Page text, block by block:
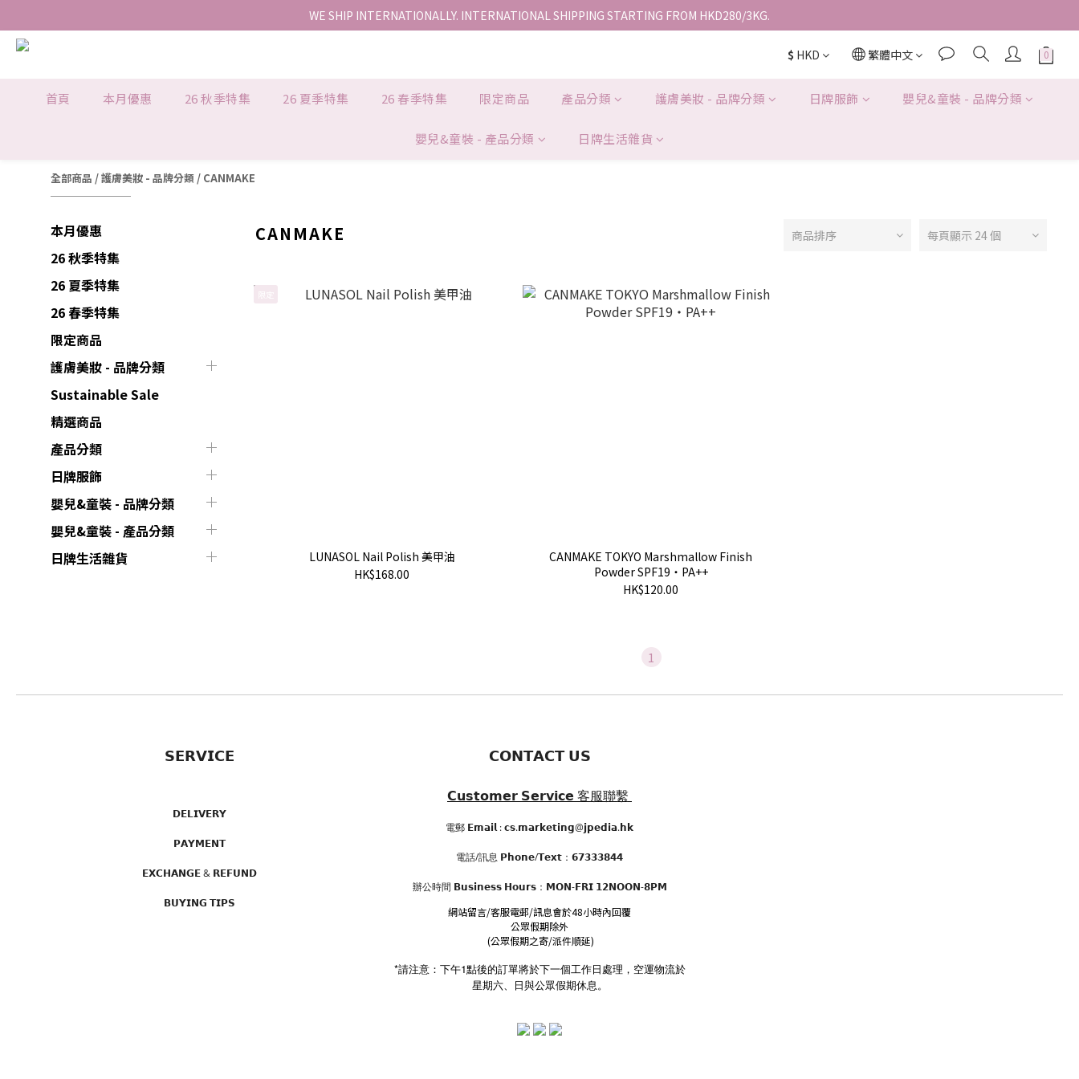
香港地區全店免運。免運費適用於香港順豐站、營業點或智能櫃取件。
WE SHIP INTERNATIONALLY. INTERNATIONAL SHIPPING STARTING FROM HKD280/3KG.
$ HKD 繁體中文
首頁 本月優惠 26 秋季特集 26 夏季特集 26 春季特集 限定商品 產品分類 護膚美妝 - 品牌分類 日牌服飾 嬰兒&童裝 - 品牌分類
嬰兒&童裝 - 產品分類 日牌生活雜貨
全部商品 /護膚美妝 - 品牌分類 / CANMAKE
本月優惠
26 秋季特集
26 夏季特集
26 春季特集
限定商品
護膚美妝 - 品牌分類
Sustainable Sale
精選商品
產品分類
日牌服飾
嬰兒&童裝 - 品牌分類
嬰兒&童裝 - 產品分類
日牌生活雜貨
CANMAKE 商品排序 每頁顯示 24 個
LUNASOL Nail Polish 美甲油
HK$168.00
CANMAKE TOKYO Marshmallow Finish
Powder SPF19・PA++
HK$120.00
1
𝗦𝗘𝗥𝗩𝗜𝗖𝗘
𝗗𝗘𝗟𝗜𝗩𝗘𝗥𝗬
𝗣𝗔𝗬𝗠𝗘𝗡𝗧
𝗘𝗫𝗖𝗛𝗔𝗡𝗚𝗘 & 𝗥𝗘𝗙𝗨𝗡𝗗
𝗕𝗨𝗬𝗜𝗡𝗚 𝗧𝗜𝗣𝗦
𝗖𝗢𝗡𝗧𝗔𝗖𝗧 𝗨𝗦
𝗖𝘂𝘀𝘁𝗼𝗺𝗲𝗿 𝗦𝗲𝗿𝘃𝗶𝗰𝗲 客服聯繫
電郵 𝗘𝗺𝗮𝗶𝗹 : 𝗰𝘀.𝗺𝗮𝗿𝗸𝗲𝘁𝗶𝗻𝗴@𝗷𝗽𝗲𝗱𝗶𝗮.𝗵𝗸
電話/訊息 𝗣𝗵𝗼𝗻𝗲/𝗧𝗲𝘅𝘁：𝟲𝟳𝟯𝟯𝟯𝟴𝟰𝟰
辦公時間 𝗕𝘂𝘀𝗶𝗻𝗲𝘀𝘀 𝗛𝗼𝘂𝗿𝘀：𝗠𝗢𝗡-𝗙𝗥𝗜 𝟭𝟮𝗡𝗢𝗢𝗡-𝟴𝗣𝗠
網站留言/客服電郵/訊息會於48小時內回覆
公眾假期除外
(公眾假期之寄/派件順延)
*請注意：下午1點後的訂單將於下一個工作日處理，空運物流於
星期六、日與公眾假期休息。